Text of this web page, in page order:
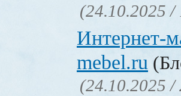
(24.10.2025 /
Интернет-
mebel.ru
(24.10.2025 /